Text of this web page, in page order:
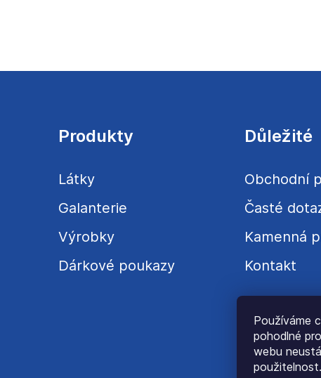
Používáme
pohodlné
webu
použitelnost.
Produkty
Látky
Galanterie
Výrobky
Dárkové poukazy
Důležité
Obchodní
Časté
Kamenná
Kontakt